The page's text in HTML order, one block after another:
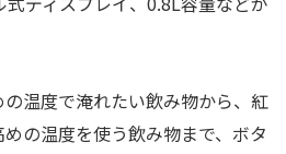
温度で淹れたい飲み物から、紅
の温度を使う飲み物まで、ボタ